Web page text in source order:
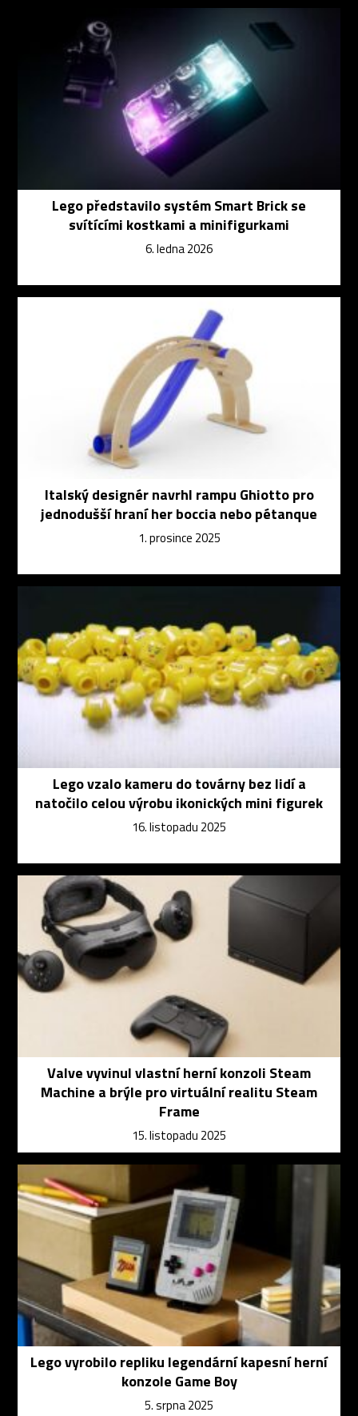
Lego představilo systém Smart Brick se
svítícími kostkami a minifigurkami
6. ledna 2026
Italský designér navrhl rampu Ghiotto pro
jednodušší hraní her boccia nebo pétanque
1. prosince 2025
Lego vzalo kameru do továrny bez lidí a
natočilo celou výrobu ikonických mini figurek
16. listopadu 2025
Valve vyvinul vlastní herní konzoli Steam
Machine a brýle pro virtuální realitu Steam
Frame
15. listopadu 2025
Lego vyrobilo repliku legendární kapesní herní
konzole Game Boy
5. srpna 2025